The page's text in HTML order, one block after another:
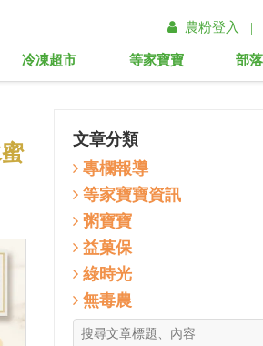
農粉登入 |
冷凍超市 等家寶寶 部
文章分類
專欄報導
等家寶寶資訊
粥寶寶
益菓保
綠時光
無毒農